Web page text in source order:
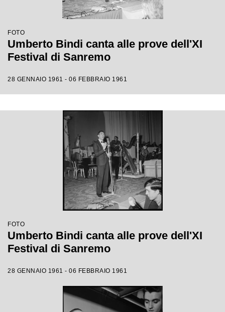
FOTO
Umberto Bindi canta alle prove dell'XI
Festival di Sanremo
28 GENNAIO 1961 - 06 FEBBRAIO 1961
FOTO
Umberto Bindi canta alle prove dell'XI
Festival di Sanremo
28 GENNAIO 1961 - 06 FEBBRAIO 1961